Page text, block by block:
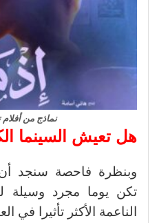
نماذج من
هل تعيش السينما
وبنظرة فاحصة سنجد أن
تكن يوما مجرد وسيلة
الناعمة الأكثر تأثيرا في